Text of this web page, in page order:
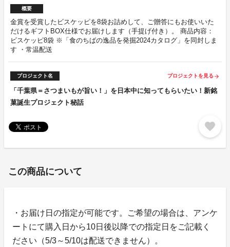
概要
金賞を受賞したビスケッピを8袋お詰めして、ご贈答にもお使いいた
だけるギフトBOX仕様でお届けします（手提げ付き）。 商品内容：
ビスケッピ8袋 ※「食のちばの逸品を発掘2024カタログ」を同封しま
す ・常温配送
プロジェクト名 プロジェクトを見る arrow_forward
「千葉県＝さつまいもが旨い！」を日本中に知ってもらいたい！新銘
菓誕生プロジェクト秘話
favorite
この商品について
・お届け日の指定が可能です。ご希望の場合は、アンケ
ートにて購入日から10日後以降での指定日をご記載く
ださい（5/3～5/10は配送できません）。